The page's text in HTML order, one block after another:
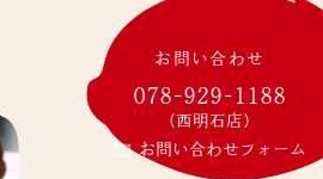
お問い合わせ
078-929-1188
(西明石店)
お問い合わせフォーム